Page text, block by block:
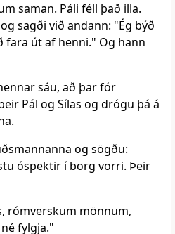
saman. Páli féll það illa.
sagði við andann: "Ég býð
fara út af henni." Og hann
sáu, að þar fór
Pál og Sílas og drógu þá á
og sögðu:
óspektir í borg vorri. Þeir
rómverskum mönnum,
fylgja."